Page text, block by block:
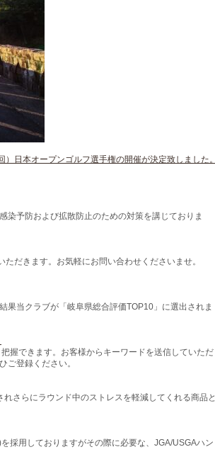
日本オープンゴルフ選手権の開催が決定致しました。
染予防および拡散防止のための対策を講じておりま
だきます。お気軽にお問い合わせくださいませ。
果当クラブが「岐阜県総合評価TOP10」に選出されま
握できます。お客様からキーワードを送信していただ
ご登録ください。
さらにラウンド中のストレスを軽減してくれる商品と
採用しておりますがその際に必要な、JGA/USGAハン